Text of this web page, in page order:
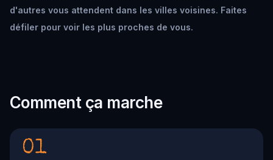
d'autres vous attendent dans les villes voisines. Faites
défiler pour voir les plus proches de vous.
Comment ça marche
01